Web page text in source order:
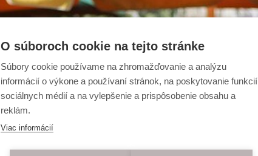
O súboroch cookie na tejto stránke
Súbory cookie používame na zhromažďovanie a analýzu
informácií o výkone a používaní stránok, na poskytovanie funkcií
sociálnych médií a na vylepšenie a prispôsobenie obsahu a
reklám.
Viac informácií